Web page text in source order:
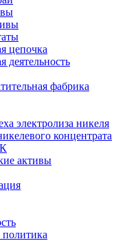
цепочка
деятельность
фабрика
электролиза никеля
концентрата
активы
политика